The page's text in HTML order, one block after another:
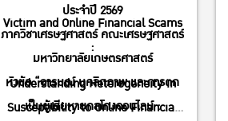
ประจำปี 2569
ภาควิชาเศรษฐศาสตร์ คณะเศรษฐศาสตร์
มหาวิทยาลัยเกษตรศาสตร์
หัวข้อ “อารมณ์ บุคลิกภาพ และการตก
เป็นผู้เสียหายกลโกงออนไลน์ :
Victim and Online Financial Scams
:
Understanding Heterogeneity in
Susceptibility to Online Financial